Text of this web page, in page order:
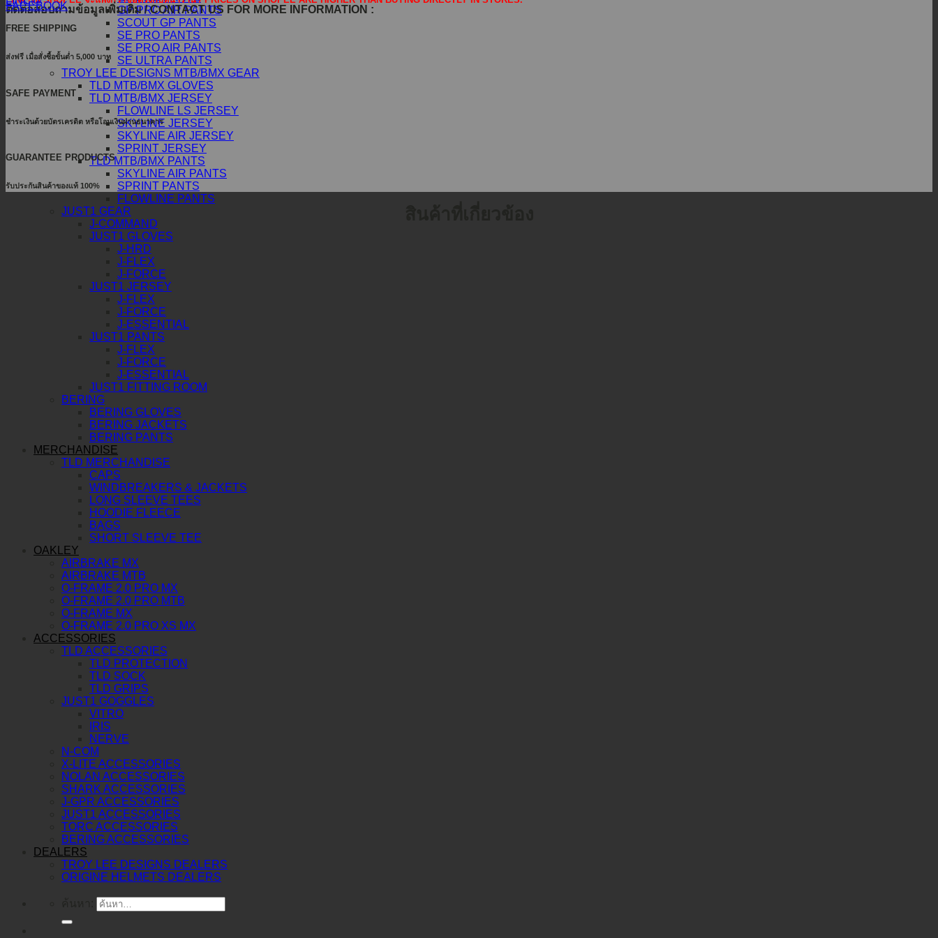
GP PRO AIR PANTS
SCOUT GP PANTS
SE PRO PANTS
SE PRO AIR PANTS
SE ULTRA PANTS
TROY LEE DESIGNS MTB/BMX GEAR
TLD MTB/BMX GLOVES
TLD MTB/BMX JERSEY
FLOWLINE LS JERSEY
SKYLINE JERSEY
SKYLINE AIR JERSEY
SPRINT JERSEY
TLD MTB/BMX PANTS
SKYLINE AIR PANTS
SPRINT PANTS
FLOWLINE PANTS
JUST1 GEAR
J-COMMAND
JUST1 GLOVES
J-HRD
J-FLEX
J-FORCE
JUST1 JERSEY
J-FLEX
J-FORCE
J-ESSENTIAL
JUST1 PANTS
J-FLEX
J-FORCE
J-ESSENTIAL
JUST1 FITTING ROOM
BERING
BERING GLOVES
BERING JACKETS
BERING PANTS
MERCHANDISE
TLD MERCHANDISE
CAPS
WINDBREAKERS & JACKETS
LONG SLEEVE TEES
HOODIE FLEECE
BAGS
SHORT SLEEVE TEE
OAKLEY
AIRBRAKE MX
AIRBRAKE MTB
O-FRAME 2.0 PRO MX
O-FRAME 2.0 PRO MTB
O-FRAME MX
O-FRAME 2.0 PRO XS MX
ACCESSORIES
TLD ACCESSORIES
TLD PROTECTION
TLD SOCK
TLD GRIPS
JUST1 GOGGLES
VITRO
IRIS
NERVE
N-COM
X-LITE ACCESSORIES
NOLAN ACCESSORIES
SHARK ACCESSORIES
J-GPR ACCESSORIES
JUST1 ACCESSORIES
TORC ACCESSORIES
BERING ACCESSORIES
DEALERS
TROY LEE DESIGNS DEALERS
ORIGINE HELMETS DEALERS
ติดต่อสอบถามข้อมูลเพิ่มเติม / CONTACT US FOR MORE INFORMATION :
FACEBOOK
FREE SHIPPING
ส่งฟรี เมื่อสั่งซื้อขั้นต่ำ 5,000 บาท
SAFE PAYMENT
ชำระเงินด้วยบัตรเครดิต หรือโอนเงินผ่านธนาคาร
GUARANTEE PRODUCTS
รับประกันสินค้าของแท้ 100%